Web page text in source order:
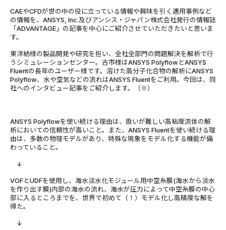
CAEやCFDが世の中の役に立っている情報や興味を引く適用事例など
の情報を、ANSYS, Inc.及びアンシス・ジャパン株式会社発行の情報誌
「ADVANTAGE」の記事を中心にご紹介させていただきたいと思いま
す。
東洋紡様の製品開発や研究を担い、全社全部門の問題解決を解析で行
うシミュレーションセンター。古市様はANSYS PolyflowとANSYS
Fluentの長年のユーザー様です。溶けた高分子化合物の解析にANSYS
Polyflow、水や空気などの流れはANSYS Fluentをご利用。今回は、同
社へのインタビュー記事をご紹介します。（※）
ANSYS Polyflowを使い続ける理由は、扱いが難しい高粘度流体の解
析においての信頼性が高いこと。また、ANSYS Fluentを使い続ける理
由は、多数の物理モデルがあり、特殊な現象をモデル化する機能が備
わっていること。
↓
VOFとUDFを使用し、海水淡水化モジュール用中空糸膜(海水から淡水
を作り出す膜)内部の海水の流れ、海水が圧力によって中空糸膜の中心
部に入るところまでを、世界で初めて（！）モデル化し高精度な解を
得た。
↓